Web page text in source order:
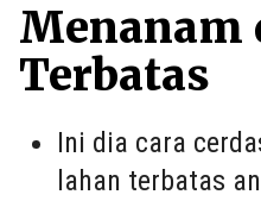
Menanam
Terbatas
Ini dia cara
lahan terbatas